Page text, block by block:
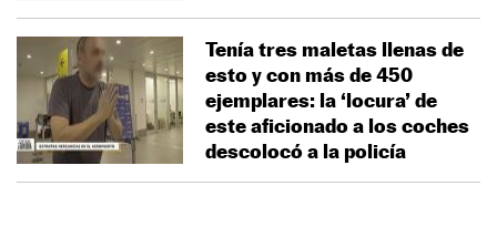
Tenía tres maletas llenas de
esto y con más de 450
ejemplares: la ‘locura’ de
este aficionado a los coches
descolocó a la policía